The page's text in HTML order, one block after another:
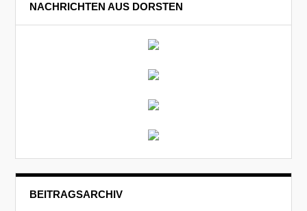
NACHRICHTEN AUS DORSTEN
BEITRAGSARCHIV